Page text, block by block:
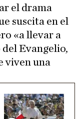
el drama
suscita en el
«a llevar a
Evangelio,
viven una